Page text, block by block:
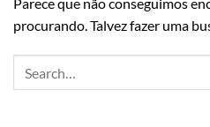
procurando. Talvez fazer uma